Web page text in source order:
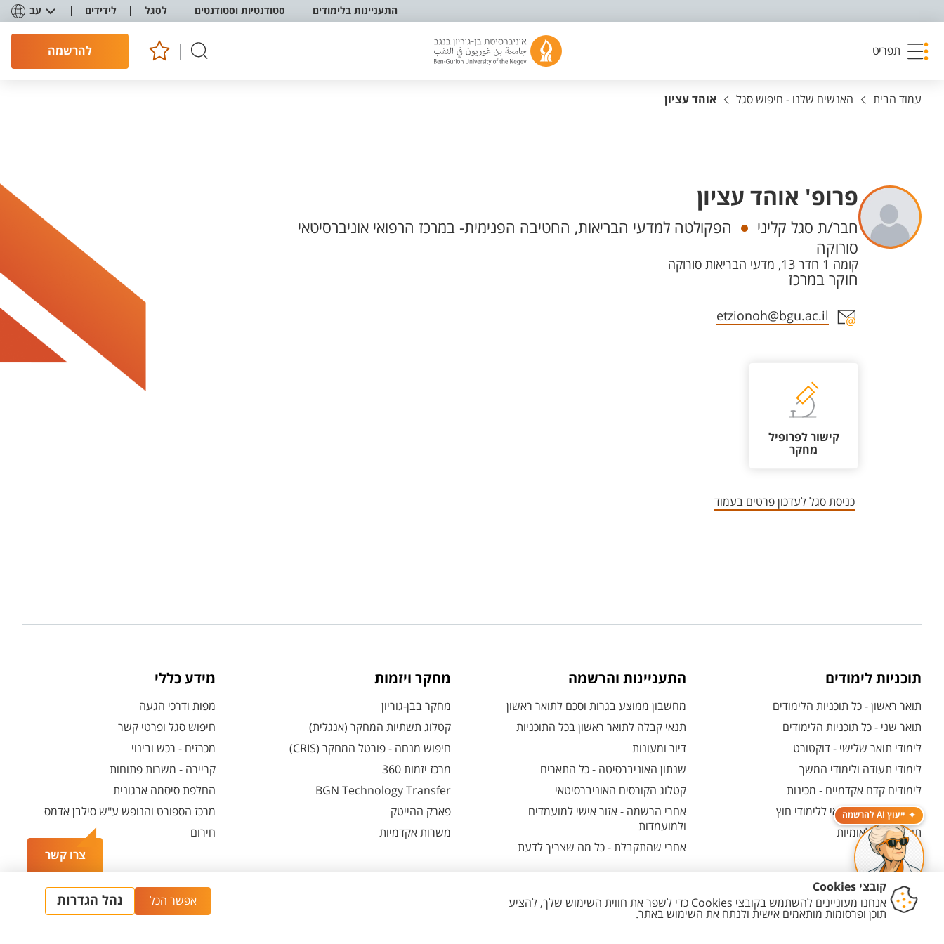
התעניינות בלימודים סטודנטיות וסטודנטים לסגל לידידים עב
תפריט להרשמה
צרו קשר
ייעוץ AI להרשמה
עמוד הבית האנשים שלנו - חיפוש סגל אוהד עציון
פרופ' אוהד עציון
יחידות
חבר/ת סגל קליני
הפקולטה למדעי הבריאות, החטיבה הפנימית- במרכז הרפואי אוניברסיטאי
סורוקה
קומה 1 חדר 13, מדעי הבריאות סורוקה
חוקר במרכז
אזור צור קשר עם איש הסגל
etzionoh@bgu.ac.il
קישור לפרופיל
מחקר
כניסת סגל לעדכון פרטים בעמוד
תוכניות לימודים
תואר ראשון - כל תוכניות הלימודים
תואר שני - כל תוכניות הלימודים
לימודי תואר שלישי - דוקטורט
לימודי תעודה ולימודי המשך
לימודים קדם אקדמיים - מכינות
המרכז האוניברסיטאי ללימודי חוץ
תוכניות בין-לאומיות
התעניינות והרשמה
מחשבון ממוצע בגרות וסכם לתואר ראשון
תנאי קבלה לתואר ראשון בכל התוכניות
דיור ומעונות
שנתון האוניברסיטה - כל התארים
קטלוג הקורסים האוניברסיטאי
אחרי הרשמה - אזור אישי למועמדים
ולמועמדות
אחרי שהתקבלת - כל מה שצריך לדעת
מחקר ויזמות
מחקר בבן-גוריון
קטלוג תשתיות המחקר (אנגלית)
חיפוש מנחה - פורטל המחקר (CRIS)
מרכז יזמות 360
BGN Technology Transfer
פארק ההייטק
משרות אקדמיות
מידע כללי
מפות ודרכי הגעה
חיפוש סגל ופרטי קשר
מכרזים - רכש ובינוי
קריירה - משרות פתוחות
החלפת סיסמה ארגונית
מרכז הספורט והנופש ע"ש סילבן אדמס
חירום